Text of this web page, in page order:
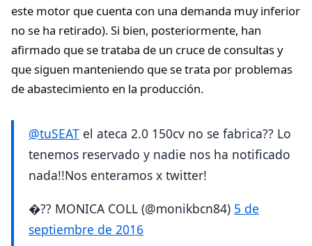
este motor que cuenta con una demanda muy inferior
no se ha retirado). Si bien, posteriormente, han
afirmado que se trataba de un cruce de consultas y
que siguen manteniendo que se trata por problemas
de abastecimiento en la producción.
@tuSEATel ateca 2.0 150cv no se fabrica?? Lo
tenemos reservado y nadie nos ha notificado
nada!!Nos enteramos x twitter!
�?? MONICA COLL (@monikbcn84) 5 de
septiembre de 2016